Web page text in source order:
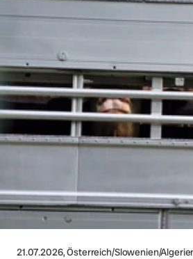
21.07.2026, Österreich/Slowenien/